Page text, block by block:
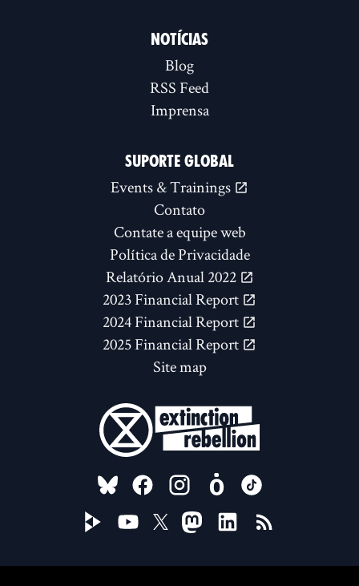
NOTÍCIAS
Blog
RSS Feed
Imprensa
SUPORTE GLOBAL
Events & Trainings
Contato
Contate a equipe web
Política de Privacidade
Relatório Anual 2022
2023 Financial Report
2024 Financial Report
2025 Financial Report
Site map
FOLLOW US ON